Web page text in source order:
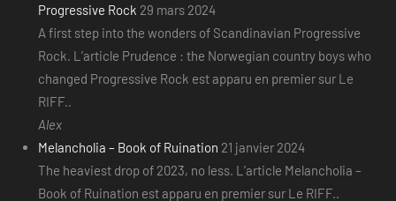
Progressive Rock 29 mars 2024
A first step into the wonders of Scandinavian Progressive
Rock. L’article Prudence : the Norwegian country boys who
changed Progressive Rock est apparu en premier sur Le
RIFF..
Alex
Melancholia – Book of Ruination 21 janvier 2024
The heaviest drop of 2023, no less. L’article Melancholia –
Book of Ruination est apparu en premier sur Le RIFF..